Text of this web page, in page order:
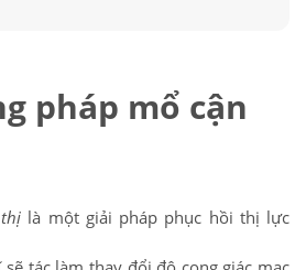
pháp mổ cận
là một giải pháp phục hồi thị lực